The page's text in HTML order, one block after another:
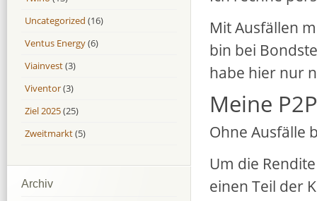
Mit Ausfällen
bin bei
habe hier nur
Meine
Ohne Ausfälle
Um die
einen Teil der
Uncategorized (16)
Ventus Energy(6)
Viainvest(3)
Viventor(3)
Ziel 2025(25)
Zweitmarkt(5)
Archiv